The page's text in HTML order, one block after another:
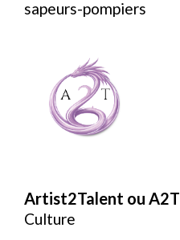
sapeurs-pompiers
Artist2Talent ou A2T
Culture